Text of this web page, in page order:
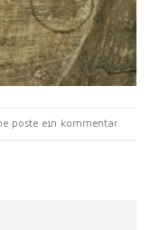
poste ein kommentar.